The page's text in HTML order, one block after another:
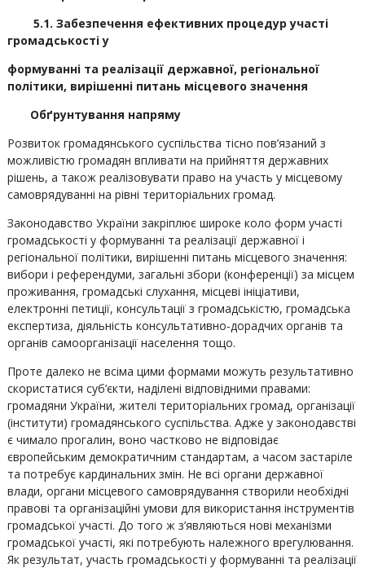
5.1. Забезпечення ефективних процедур участі
громадськості у
формуванні та реалізації державної, регіональної
політики, вирішенні питань місцевого значення
Обґрунтування напряму
Розвиток громадянського суспільства тісно пов’язаний з
можливістю громадян впливати на прийняття державних
рішень, а також реалізовувати право на участь у місцевому
самоврядуванні на рівні територіальних громад.
Законодавство України закріплює широке коло форм участі
громадськості у формуванні та реалізації державної і
регіональної політики, вирішенні питань місцевого значення:
вибори і референдуми, загальні збори (конференції) за місцем
проживання, громадські слухання, місцеві ініціативи,
електронні петиції, консультації з громадськістю, громадська
експертиза, діяльність консультативно-дорадчих органів та
органів самоорганізації населення тощо.
Проте далеко не всіма цими формами можуть результативно
скористатися суб’єкти, наділені відповідними правами:
громадяни України, жителі територіальних громад, організації
(інститути) громадянського суспільства. Адже у законодавстві
є чимало прогалин, воно частково не відповідає
європейським демократичним стандартам, а часом застаріле
та потребує кардинальних змін. Не всі органи державної
влади, органи місцевого самоврядування створили необхідні
правові та організаційні умови для використання інструментів
громадської участі. До того ж з’являються нові механізми
громадської участі, які потребують належного врегулювання.
Як результат, участь громадськості у формуванні та реалізації